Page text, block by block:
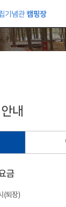
내
금
(퇴장)